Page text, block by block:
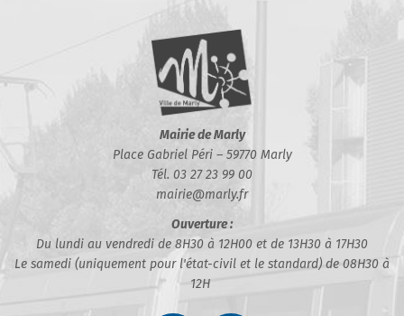
Mairie de Marly
Place Gabriel Péri – 59770 Marly
Tél. 03 27 23 99 00
mairie@marly.fr
Ouverture :
Du lundi au vendredi de 8H30 à 12H00 et de 13H30 à 17H30
Le samedi (uniquement pour l'état-civil et le standard) de 08H30 à
12H